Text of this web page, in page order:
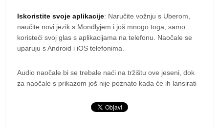
Iskoristite svoje aplikacije: Naručite vožnju s Uberom,
naučite novi jezik s Mondlyjem i još mnogo toga, samo
koristeći svoj glas s aplikacijama na telefonu. Naočale se
uparuju s Android i iOS telefonima.
Audio naočale bi se trebale naći na tržištu ove jeseni, dok
za naočale s prikazom još nije poznato kada će ih lansirati